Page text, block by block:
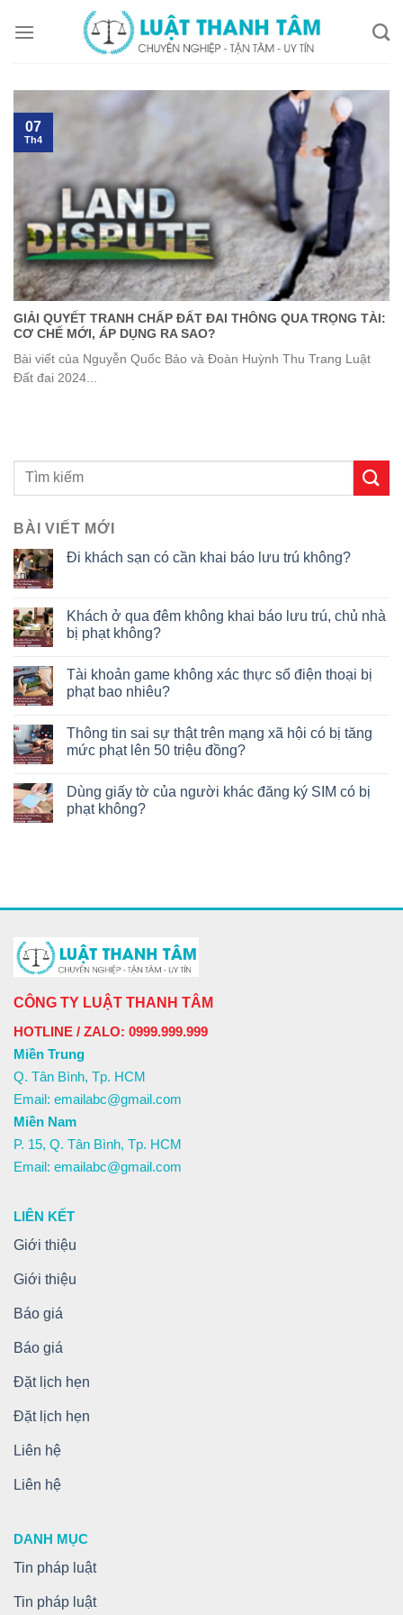
GIẢI QUYẾT TRANH CHẤP ĐẤT ĐAI THÔNG QUA TRỌNG TÀI:
CƠ CHẾ MỚI, ÁP DỤNG RA SAO?
Bài viết của Nguyễn Quốc Bảo và Đoàn Huỳnh Thu Trang Luật
Đất đai 2024...
07
Th4
BÀI VIẾT MỚI
Đi khách sạn có cần khai báo lưu trú không?
Khách ở qua đêm không khai báo lưu trú, chủ nhà
bị phạt không?
Tài khoản game không xác thực số điện thoại bị
phạt bao nhiêu?
Thông tin sai sự thật trên mạng xã hội có bị tăng
mức phạt lên 50 triệu đồng?
Dùng giấy tờ của người khác đăng ký SIM có bị
phạt không?
CÔNG TY LUẬT THANH TÂM
HOTLINE / ZALO: 0999.999.999
Miền Trung
Q. Tân Bình, Tp. HCM
Email: emailabc@gmail.com
Miền Nam
P. 15, Q. Tân Bình, Tp. HCM
Email: emailabc@gmail.com
LIÊN KẾT
Giới thiệu
Giới thiệu
Báo giá
Báo giá
Đặt lịch hẹn
Đặt lịch hẹn
Liên hệ
Liên hệ
DANH MỤC
Tin pháp luật
Tin pháp luật